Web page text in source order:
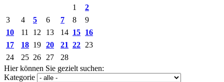
1
2
3
4 5 6 7 8
9
10
11 12 13 14 15 16
17
18 19 20 21 22 23
24
25 26 27
28
Hier können Sie gezielt suchen:
Kategorie